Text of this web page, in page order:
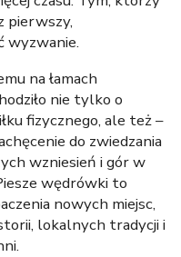
pierwszy,
wyzwanie.
na łamach
nie tylko o
fizycznego, ale też –
do zwiedzania
wzniesień i gór w
wędrówki to
nowych miejsc,
lokalnych tradycji i